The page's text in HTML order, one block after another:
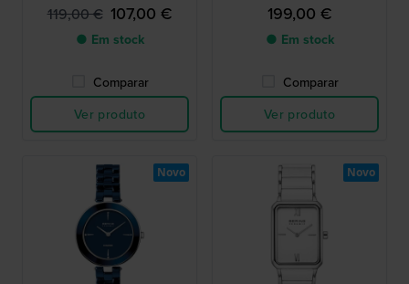
119,00 € 107,00 €
● Em stock
Comparar
Ver produto
199,00 €
● Em stock
Comparar
Ver produto
Novo Novo